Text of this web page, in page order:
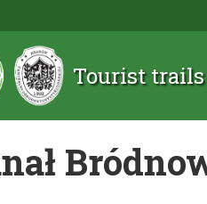
Tourist